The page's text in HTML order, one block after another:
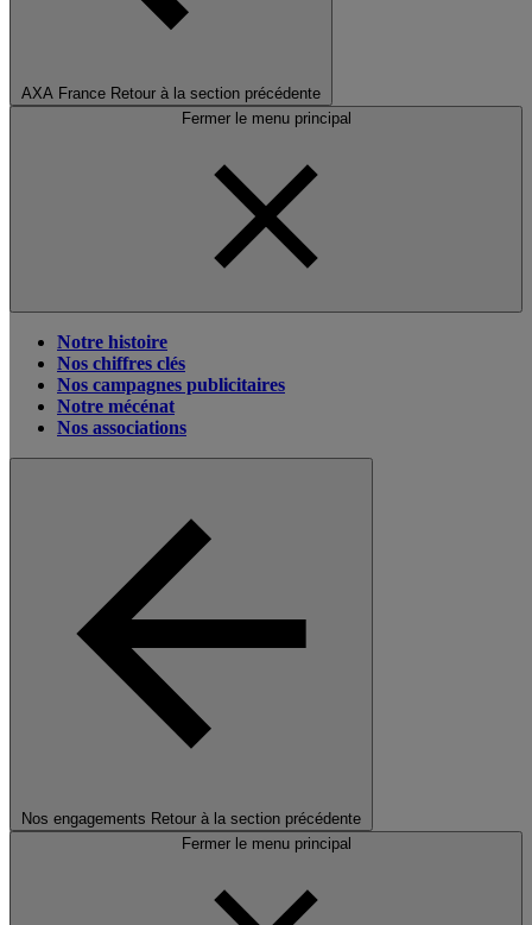
AXA France Retour à la section précédente
Fermer le menu principal
Notre histoire
Nos chiffres clés
Nos campagnes publicitaires
Notre mécénat
Nos associations
Nos engagements Retour à la section précédente
Fermer le menu principal